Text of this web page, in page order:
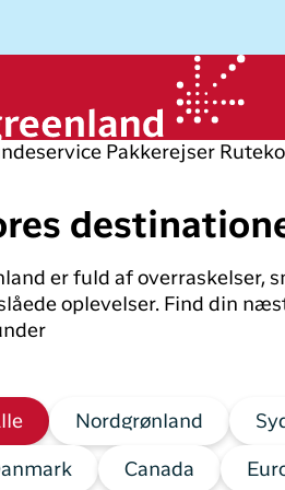
Pakkerejser
in
byer
Flyrejser til
Nuuk
Flyrejser til
Ilulissat
er fuld af overraskelser,
oplevelser. Find din
Nordgrønland
Canada